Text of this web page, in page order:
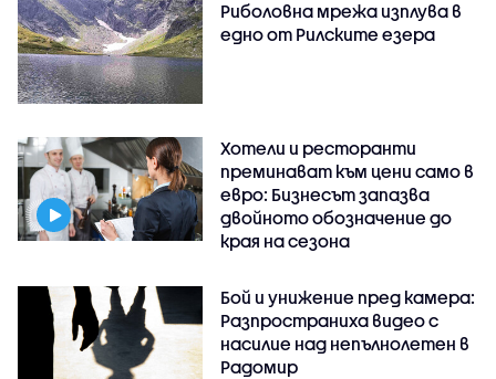
Риболовна мрежа изплува в
едно от Рилските езера
Хотели и ресторанти
преминават към цени само в
евро: Бизнесът запазва
двойното обозначение до
края на сезона
Бой и унижение пред камера:
Разпространиха видео с
насилие над непълнолетен в
Радомир